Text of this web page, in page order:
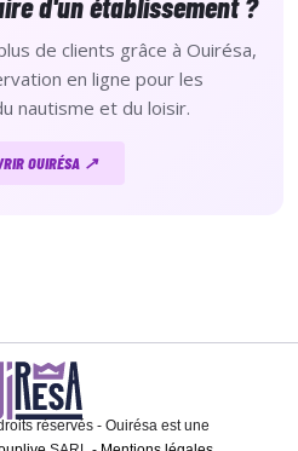
de clients grâce à Ouirésa,
en ligne pour les
nautisme et du loisir.
OUIRÉSA ↗
réservés - Ouirésa est une